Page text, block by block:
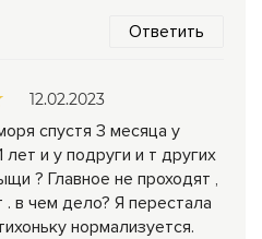
Ответить
12.02.2023
спустя 3 месяца у
лет и у подруги и т других
? Главное не проходят ,
в чем дело? Я перестала
нормализуется.